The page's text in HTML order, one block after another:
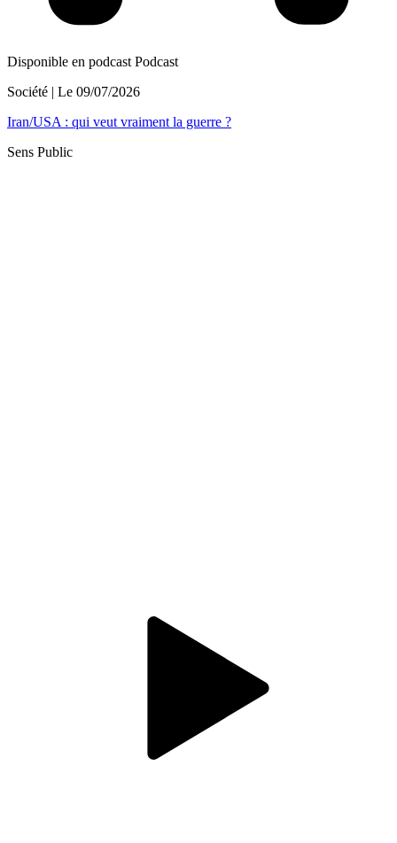
Disponible en podcast Podcast
Société | Le 09/07/2026
Iran/USA : qui veut vraiment la guerre ?
Sens Public